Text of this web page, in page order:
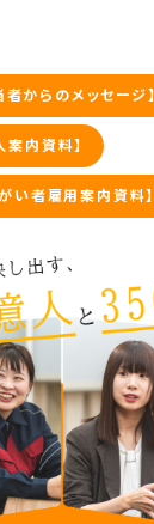
からのメッセージ】
内資料】
い者雇用案内資料】